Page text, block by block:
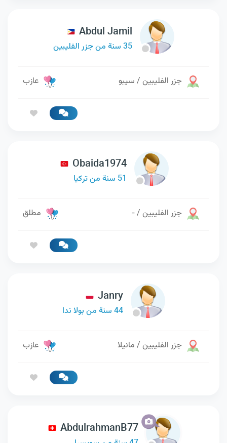
Abdul Jamil
35 سنة من جزر الفليبين
جزر الفليبين / سيبو عازب
Obaida1974
51 سنة من تركيا
جزر الفليبين / - مطلق
Janry
44 سنة من بولا ندا
جزر الفليبين / مانيلا عازب
AbdulrahmanB77